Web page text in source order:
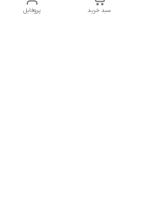
پروفایل سبد خرید